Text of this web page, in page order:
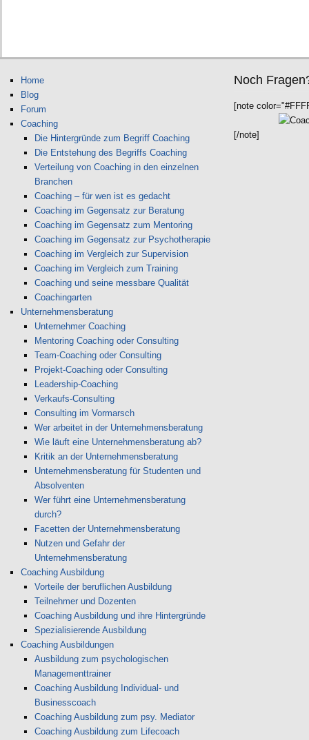
Home
Blog
Forum
Coaching
Die Hintergründe zum Begriff Coaching
Die Entstehung des Begriffs Coaching
Verteilung von Coaching in den einzelnen
Branchen
Coaching – für wen ist es gedacht
Coaching im Gegensatz zur Beratung
Coaching im Gegensatz zum Mentoring
Coaching im Gegensatz zur Psychotherapie
Coaching im Vergleich zur Supervision
Coaching im Vergleich zum Training
Coaching und seine messbare Qualität
Coachingarten
Unternehmensberatung
Unternehmer Coaching
Mentoring Coaching oder Consulting
Team-Coaching oder Consulting
Projekt-Coaching oder Consulting
Leadership-Coaching
Verkaufs-Consulting
Consulting im Vormarsch
Wer arbeitet in der Unternehmensberatung
Wie läuft eine Unternehmensberatung ab?
Kritik an der Unternehmensberatung
Unternehmensberatung für Studenten und
Absolventen
Wer führt eine Unternehmensberatung
durch?
Facetten der Unternehmensberatung
Nutzen und Gefahr der
Unternehmensberatung
Coaching Ausbildung
Vorteile der beruflichen Ausbildung
Teilnehmer und Dozenten
Coaching Ausbildung und ihre Hintergründe
Spezialisierende Ausbildung
Coaching Ausbildungen
Ausbildung zum psychologischen
Managementtrainer
Coaching Ausbildung Individual- und
Businesscoach
Coaching Ausbildung zum psy. Mediator
Coaching Ausbildung zum Lifecoach
Noch
[note
[/note]